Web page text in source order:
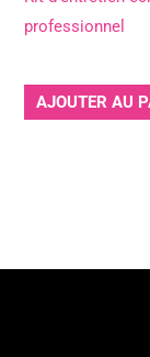
professionnel
AJOUTER AU